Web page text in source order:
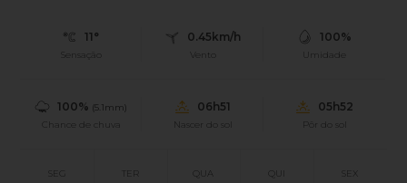
11°
Sensação
0.45km/h
Vento
100%
Umidade
100% (5.1mm)
Chance de chuva
06h51
Nascer do sol
05h52
Pôr do sol
SEG TER QUA SEX